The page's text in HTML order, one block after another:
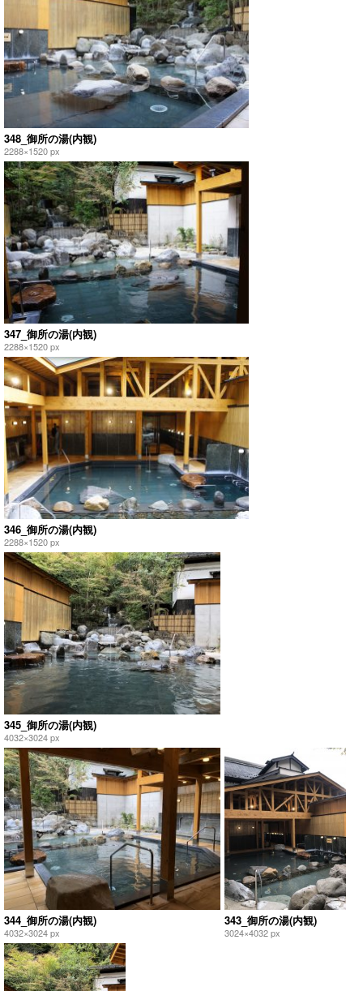
348_御所の湯(内観)
2288×1520 px
347_御所の湯(内観)
2288×1520 px
346_御所の湯(内観)
2288×1520 px
345_御所の湯(内観)
4032×3024 px
344_御所の湯(内観)
4032×3024 px
343_御所の湯(内観)
3024×4032 px